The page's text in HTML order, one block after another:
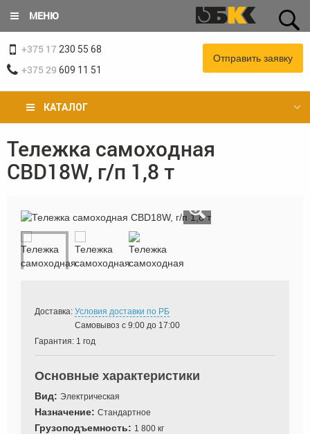
основному
содержанию
МЕНЮ
+375 17 230 55 68
+375 29 609 11 51
Отправить заявку
КАТАЛОГ
Вы
здесь
Тележка самоходная
CBD18W, г/п 1,8 т
Доставка: Условия доставки по РБ
Самовывоз с 9:00 до 17:00
Гарантия: 1 год
Основные характеристики
Вид: Электрическая
Назначение: Стандартное
Грузоподъемность: 1 800 кг